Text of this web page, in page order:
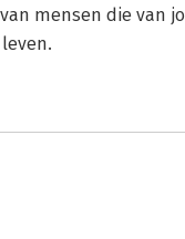
mensen die van